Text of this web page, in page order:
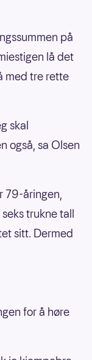
på
lå det
med tre rette
skal
også, sa Olsen
79-åringen,
trukne tall
sitt. Dermed
for å høre